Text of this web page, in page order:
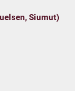
Siumut)